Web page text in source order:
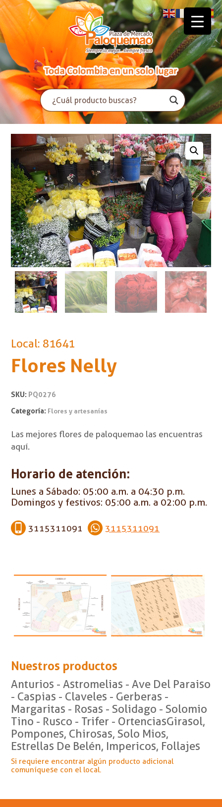
Local: 81641
Flores Nelly
SKU: PQ0276
Categoría: Flores y artesanías
Las mejores flores de paloquemao las encuentras
aquí.
Horario de atención:
Lunes a Sábado: 05:00 a.m. a 04:30 p.m.
Domingos y festivos: 05:00 a.m. a 02:00 p.m.
3115311091 3115311091
Nuestros productos
Anturios - Astromelias - Ave Del Paraiso
- Caspias - Claveles - Gerberas -
Margaritas - Rosas - Solidago - Solomio
Tino - Rusco - Trifer - OrtenciasGirasol,
Pompones, Chirosas, Solo Mios,
Estrellas De Belén, Impericos, Follajes
Si requiere encontrar algún producto adicional
comuníquese con el local.